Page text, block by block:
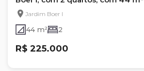
Jardim Boer I
44 m² 2
R$ 225.000